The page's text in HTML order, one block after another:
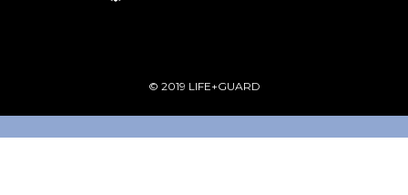
© 2019 LIFE+GUARD